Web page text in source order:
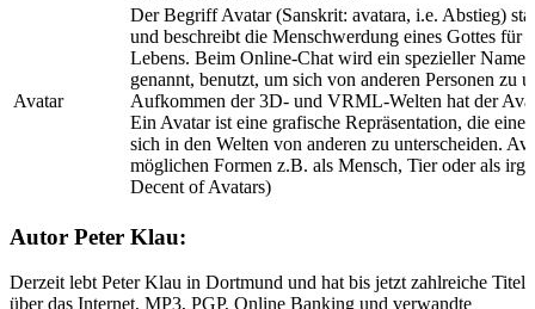
Avatar
Der Begriff Avatar (Sanskrit: avatara, i.e. Abstieg)
und beschreibt die Menschwerdung eines Gottes für
Lebens. Beim Online-Chat wird ein spezieller
genannt, benutzt, um sich von anderen Personen zu
Aufkommen der 3D- und VRML-Welten hat der
Ein Avatar ist eine grafische Repräsentation, die eine
sich in den Welten von anderen zu unterscheiden.
möglichen Formen z.B. als Mensch, Tier oder als
Decent of Avatars)
Autor Peter Klau:
Derzeit lebt Peter Klau in Dortmund und hat bis jetzt zahlreiche Titel
über das Internet, MP3, PGP, Online Banking und verwandte